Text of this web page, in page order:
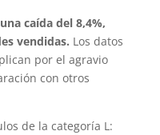
caída del 8,4%,
vendidas. Los datos
por el agravio
con otros
de la categoría L: